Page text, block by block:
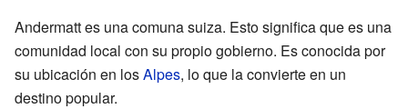
Andermatt es una comuna suiza. Esto significa que es una
comunidad local con su propio gobierno. Es conocida por
su ubicación en losAlpes, lo que la convierte en un
destino popular.